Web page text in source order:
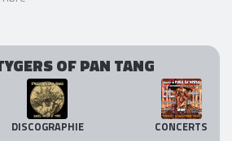
OF PAN TANG
DISCOGRAPHIE CONCERTS